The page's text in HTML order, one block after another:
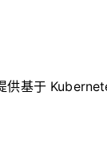
基于